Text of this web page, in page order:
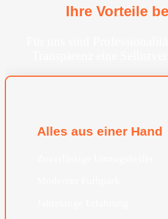
Ihre Vorteile
Alles aus einer Hand